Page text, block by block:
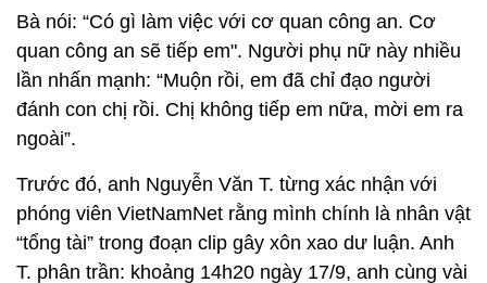
Bà nói: “Có gì làm việc với cơ quan công an. Cơ
quan công an sẽ tiếp em". Người phụ nữ này nhiều
lần nhấn mạnh: “Muộn rồi, em đã chỉ đạo người
đánh con chị rồi. Chị không tiếp em nữa, mời em ra
ngoài”.
Trước đó, anh Nguyễn Văn T. từng xác nhận với
phóng viên VietNamNet rằng mình chính là nhân vật
“tổng tài” trong đoạn clip gây xôn xao dư luận. Anh
T. phân trần: khoảng 14h20 ngày 17/9, anh cùng vài